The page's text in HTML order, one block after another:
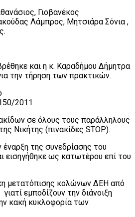
Γιοβανέκος
Λάμπρος, Μητσιάρα Σόνια ,
και η κ. Καραδήμου Δήμητρα
την τήρηση των πρακτικών.
2011
σε όλους τους παράλληλους
Νικήτης (πινακίδες STOP).
της συνεδρίασης του
εισηγήθηκε ως κατωτέρου επί του
μετατόπισης κολώνων ΔΕΗ από
εμποδίζουν την διάνοιξη
κακή κυκλοφορία των